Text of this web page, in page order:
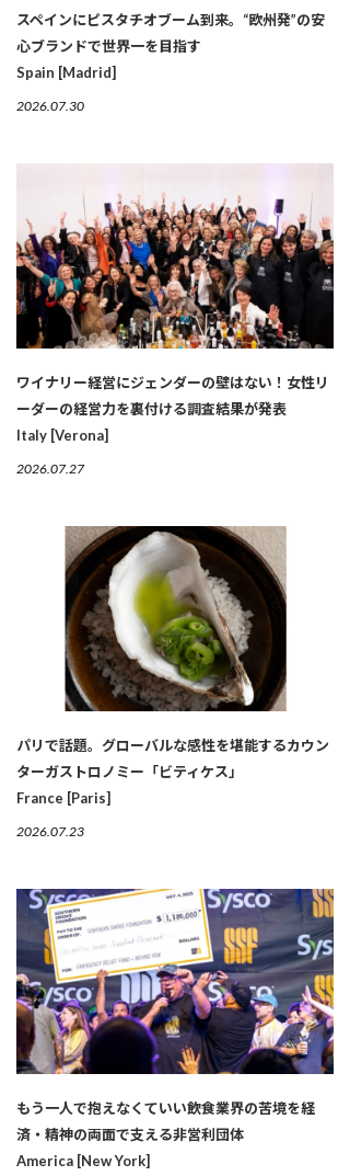
スペインにピスタチオブーム到来。“欧州発”の安
心ブランドで世界一を目指す
Spain [Madrid]
2026.07.30
ワイナリー経営にジェンダーの壁はない！女性リ
ーダーの経営力を裏付ける調査結果が発表
Italy [Verona]
2026.07.27
パリで話題。グローバルな感性を堪能するカウン
ターガストロノミー「ビティケス」
France [Paris]
2026.07.23
もう一人で抱えなくていい――飲食業界の苦境を経
済・精神の両面で支える非営利団体
America [New York]